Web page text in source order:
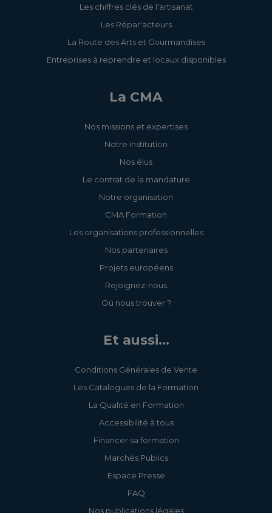
Les chiffres clés de l'artisanat
Les Répar'acteurs
La Route des Arts et Gourmandises
Entreprises à reprendre et locaux disponibles
La CMA
Nos missions et expertises
Notre institution
Nos élus
Le contrat de la mandature
Notre organisation
CMA Formation
Les organisations professionnelles
Nos partenaires
Projets européens
Rejoignez-nous
Où nous trouver ?
Et aussi...
Conditions Générales de Vente
Les Catalogues de la Formation
La Qualité en Formation
Accessibilité à tous
Financer sa formation
Marchés Publics
Espace Presse
FAQ
Nos publications légales